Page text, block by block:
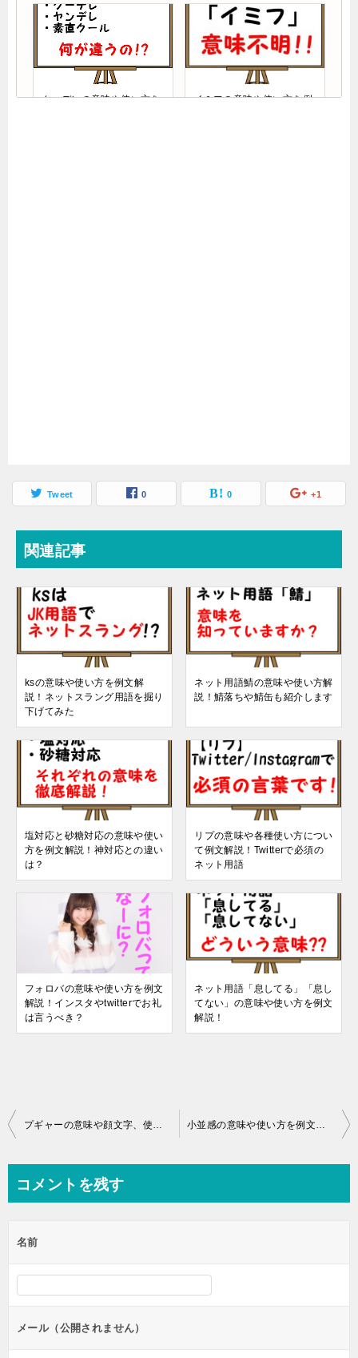
クーデレの意味や使い方を
イミフの意味や使い方を例
Tweet 0 0 +1
関連記事
ksの意味や使い方を例文解
説！ネットスラング用語を掘り
下げてみた
ネット用語鯖の意味や使い方解
説！鯖落ちや鯖缶も紹介します
塩対応と砂糖対応の意味や使い
方を例文解説！神対応との違い
は？
リプの意味や各種使い方につい
て例文解説！Twitterで必須の
ネット用語
フォロバの意味や使い方を例文
解説！インスタやtwitterでお礼
は言うべき？
ネット用語「息してる」「息し
てない」の意味や使い方を例文
解説！
投
ビ
ー
シ
ョ
ン
コメントを残す
名前
メール（公開されません）